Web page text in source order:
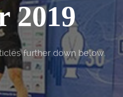
2019
further down below.